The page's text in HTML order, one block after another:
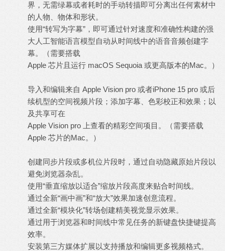
界，无需绿幕或者耗时的手动转描即可分离出任何素材中
的人物、物体和形状。
使用“转写为字幕”，即可通过针对速度和准确性构建的强
大人工智能语言模型自动从时间线中的语音音频创建字
幕。（需要搭载
Apple 芯片且运行 macOS Sequoia 或更高版本的Mac。）
导入和编辑来自 Apple Vision pro 或者iPhone 15 pro 或后
续机型的空间视频片段；添加字幕、色彩校正和效果；以
及共享可在
Apple Vision pro 上查看的精彩空间项目。（需要搭载
Apple 芯片的Mac。）
创建同步片段或多机位片段时，通过自动隐藏原始片段以
避免浏览器杂乱。
使用“垂直缩放以适合”缩放片段高度来贴合时间线。
通过全新“画中画”和“放大”效果加速创意流程。
通过全新“模块化”转场创建精美视觉显示效果。
通过用于浏览器和时间线中常见任务的新键盘快捷键提高
效率。
安装第三方媒体扩展以支持播放和编辑更多视频格式。